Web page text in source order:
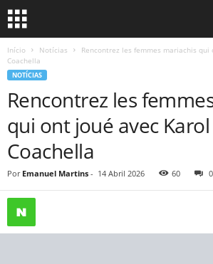
Início Notícias
Rencontrez les femmes mariachis qui
Coachella
NOTÍCIAS
Rencontrez les
qui ont joué avec Karol
Coachella
Por Emanuel Martins - 14 Abril 2026 60 0